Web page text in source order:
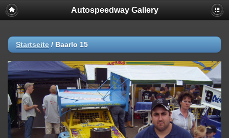
Autospeedway Gallery
Startseite / Baarlo 15